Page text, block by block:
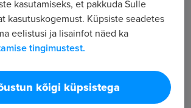
tutvustus
kasutamiseks, et pakkuda Sulle
kasutuskogemust. Küpsiste seadetes
eelistusi ja lisainfot näed ka
tingimustest.
kõigi küpsistega